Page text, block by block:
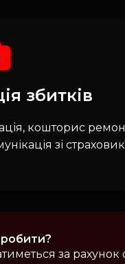
збитків
кошторис
зі
за